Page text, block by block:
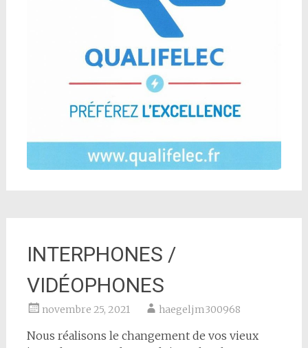
INTERPHONES /
VIDÉOPHONES
novembre 25, 2021 haegeljm300968
Nous réalisons le changement de vos vieux